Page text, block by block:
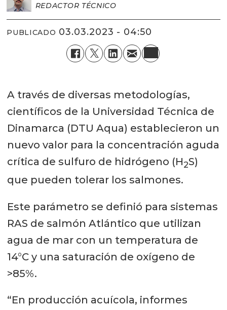
REDACTOR TÉCNICO
PUBLICADO 03.03.2023 - 04:50
A través de diversas metodologías,
científicos de la Universidad Técnica de
Dinamarca (DTU Aqua) establecieron un
nuevo valor para la concentración aguda
crítica de sulfuro de hidrógeno (H2S)
que pueden tolerar los salmones.
Este parámetro se definió para sistemas
RAS de salmón Atlántico que utilizan
agua de mar con un temperatura de
14°C y una saturación de oxígeno de
>85%.
“En producción acuícola, informes